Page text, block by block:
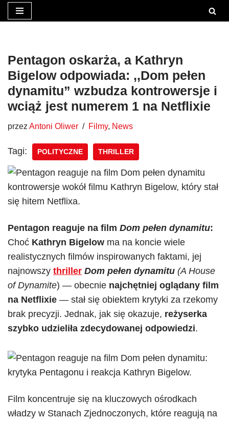
treści
Pentagon oskarża, a Kathryn
Bigelow odpowiada: ,,Dom pełen
dynamitu” wzbudza kontrowersje i
wciąż jest numerem 1 na Netflixie
przez Antoni Oliwer Filmy, News
Tagi: POLITYCZNE THRILLER
Pentagon reaguje na film Dom pełen dynamitu:
Choć Kathryn Bigelow ma na koncie wiele
realistycznych filmów inspirowanych faktami, jej
najnowszy thriller Dom pełen dynamitu (A House
of Dynamite) — obecnie najchętniej oglądany film
na Netflixie — stał się obiektem krytyki za rzekomy
brak precyzji. Jednak, jak się okazuje, reżyserka
szybko udzieliła zdecydowanej odpowiedzi.
Film koncentruje się na kluczowych ośrodkach
władzy w Stanach Zjednoczonych, które reagują na